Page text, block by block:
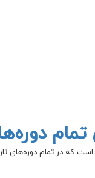
تمام
که در تمام دوره‌های